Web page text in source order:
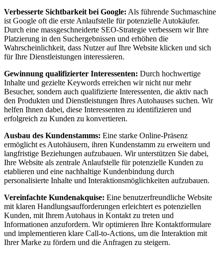
Verbesserte Sichtbarkeit bei Google: Als führende Suchmaschine
ist Google oft die erste Anlaufstelle für potenzielle Autokäufer.
Durch eine massgeschneiderte SEO-Strategie verbessern wir Ihre
Platzierung in den Suchergebnissen und erhöhen die
Wahrscheinlichkeit, dass Nutzer auf Ihre Website klicken und sich
für Ihre Dienstleistungen interessieren.
Gewinnung qualifizierter Interessenten: Durch hochwertige
Inhalte und gezielte Keywords erreichen wir nicht nur mehr
Besucher, sondern auch qualifizierte Interessenten, die aktiv nach
den Produkten und Dienstleistungen Ihres Autohauses suchen. Wir
helfen Ihnen dabei, diese Interessenten zu identifizieren und
erfolgreich zu Kunden zu konvertieren.
Ausbau des Kundenstamms: Eine starke Online-Präsenz
ermöglicht es Autohäusern, ihren Kundenstamm zu erweitern und
langfristige Beziehungen aufzubauen. Wir unterstützen Sie dabei,
Ihre Website als zentrale Anlaufstelle für potenzielle Kunden zu
etablieren und eine nachhaltige Kundenbindung durch
personalisierte Inhalte und Interaktionsmöglichkeiten aufzubauen.
Vereinfachte Kundenakquise: Eine benutzerfreundliche Website
mit klaren Handlungsaufforderungen erleichtert es potenziellen
Kunden, mit Ihrem Autohaus in Kontakt zu treten und
Informationen anzufordern. Wir optimieren Ihre Kontaktformulare
und implementieren klare Call-to-Actions, um die Interaktion mit
Ihrer Marke zu fördern und die Anfragen zu steigern.